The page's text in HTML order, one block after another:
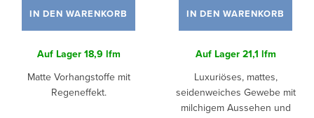
IN DEN WARENKORB
Auf Lager18,9 lfm
Matte Vorhangstoffe mit
Regeneffekt.
IN DEN WARENKORB
Auf Lager21,1 lfm
Luxuriöses, mattes,
seidenweiches Gewebe mit
milchigem Aussehen und